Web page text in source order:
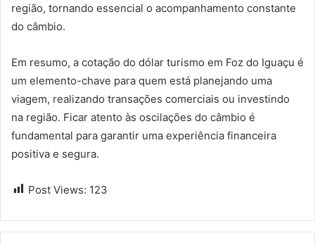
região, tornando essencial o acompanhamento constante
do câmbio.
Em resumo, a cotação do dólar turismo em Foz do Iguaçu é
um elemento-chave para quem está planejando uma
viagem, realizando transações comerciais ou investindo
na região. Ficar atento às oscilações do câmbio é
fundamental para garantir uma experiência financeira
positiva e segura.
Post Views: 123